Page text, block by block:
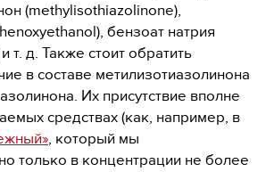
(methylisothiazolinone),
бензоат натрия
т. д. Также стоит обратить
в составе метилизотиазолинона
Их присутствие вполне
средствах (как, например, в
, который мы
только в концентрации не более